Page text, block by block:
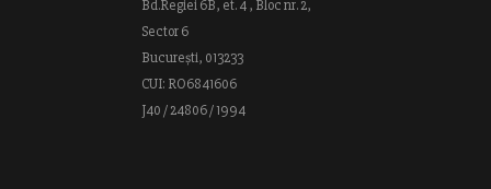
Bd.Regiei 6B, et. 4 , Bloc nr. 2,
Sector 6
București, 013233
CUI: RO6841606
J40 / 24806 / 1994